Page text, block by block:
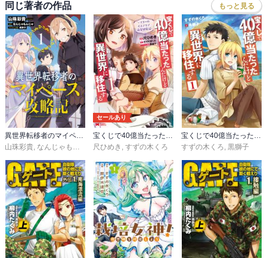
同じ著者の作品 もっと見る
異世界転移者のマイペース攻略記
山珠彩貴, なんじゃもんじゃ ,黒獅子
セールあり
宝くじで40億当たったんだけど異世界に移住する～マリーのイステリア商業開発記～(コミック)
尺ひめき , すずの木くろ
宝くじで40億当たったんだけど異世界に移住する
すずの木くろ, 黒獅子